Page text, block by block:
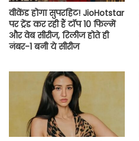
वीकेंड होगा सुपरहिट! JioHotstar
पर ट्रेंड कर रही हैं टॉप 10 फिल्में
और वेब सीरीज, रिलीज होते ही
नंबर-1 बनी ये सीरीज